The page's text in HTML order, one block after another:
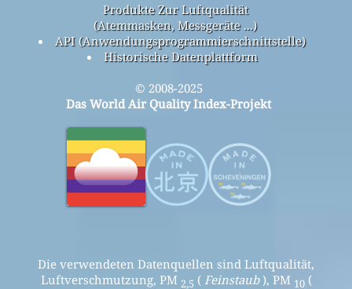
Produkte Zur Luftqualität
(Atemmasken, Messgeräte ...)
API (Anwendungsprogrammierschnittstelle)
Historische Datenplattform
© 2008-2025
Das World Air Quality Index-Projekt
Die verwendeten Datenquellen sind Luftqualität,
Luftverschmutzung, PM 2,5 ( Feinstaub), PM 10(